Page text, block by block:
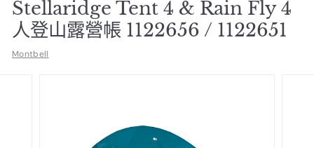
Stellaridge Tent 4 & Rain Fly 4
人登山露營帳 1122656 / 1122651
Montbell